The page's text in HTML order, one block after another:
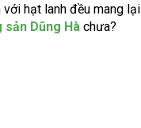
hạt lanh đều mang lại
sản Dũng Hà chưa?